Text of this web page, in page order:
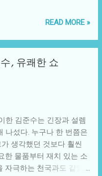
조성과 혁신성이 기업가
도 같다. 기업 환경은 현
에서 손오공을 어떻게 해
간의 혁신 경쟁에서도
을 통해 사회적인 메시
화, 중국의 전설 등 다양
다루고 있지만, 그 모습과
. 서양에서 드래곤은 대
곤은 대개 긍정적이고
상징합니다. 이러한 대조
다. 사회적 맥락에서 드
징으로 여겨지며, 종종
도 합니다. 중국의 용은
자부심과 정체성을 형성
. 반면, 서양의 드래곤은
나는 고전적인 구성으
READ MORE »
, 유쾌한 쇼
한 김준수는 긴장과 설렘
나섰다. 누구나 한 번쯤은
생각했던 것보다 훨씬
한 물품부터 재치 있는 소
극하는 천국과도 같았